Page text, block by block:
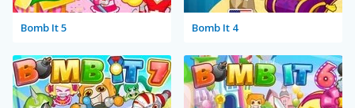
Bomb It 5 Bomb It 4